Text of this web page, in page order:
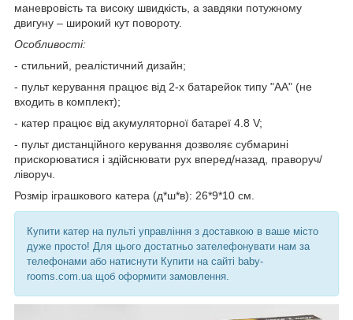
маневровість та високу швидкість, а завдяки потужному
двигуну – широкий кут повороту.
Особливості:
- стильний, реалістичний дизайн;
- пульт керування працює від 2-х батарейок типу "АА" (не
входить в комплект);
- катер працює від акумуляторної батареї 4.8 V;
- пульт дистанційного керування дозволяє субмарині
прискорюватися і здійснювати рух вперед/назад, праворуч/
ліворуч.
Розмір іграшкового катера (д*ш*в): 26*9*10 см.
Купити катер на пульті управління з доставкою в ваше місто
дуже просто! Для цього достатньо зателефонувати нам за
телефонами або натиснути Купити на сайті baby-
rooms.com.ua щоб оформити замовлення.